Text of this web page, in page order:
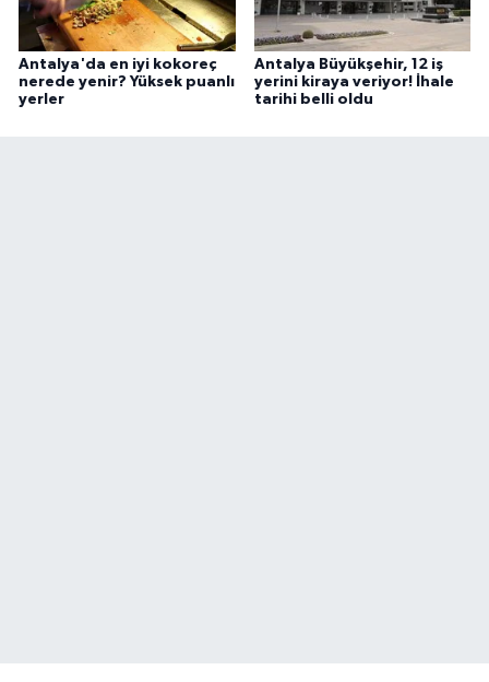
Antalya'da en iyi kokoreç
nerede yenir? Yüksek puanlı
yerler
Antalya Büyükşehir, 12 iş
yerini kiraya veriyor! İhale
tarihi belli oldu